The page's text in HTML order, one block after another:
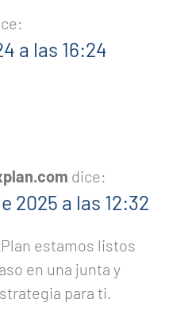
a las 16:24
dice:
2025 a las 12:32
estamos listos
en una junta y
para ti.